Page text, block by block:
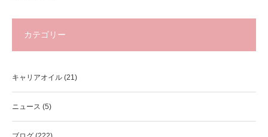
カテゴリー
キャリアオイル (21)
ニュース (5)